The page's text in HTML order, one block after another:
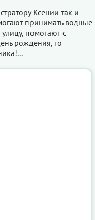
Ксении так и
принимать водные
помогают с
рождения, то